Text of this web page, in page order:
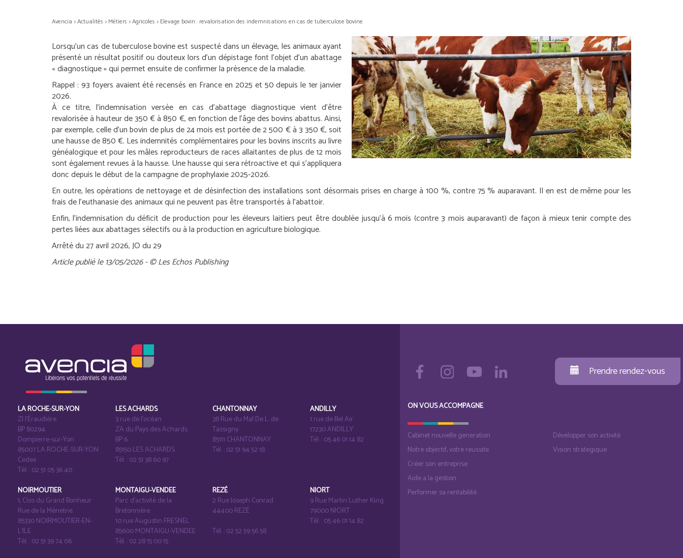
Avencia >Actualités > Métiers >Agricoles > Elevage bovin : revalorisation des indemnisations en cas de tuberculose bovine
Lorsqu’un cas de tuberculose bovine est suspecté dans un élevage, les animaux ayant
présenté un résultat positif ou douteux lors d’un dépistage font l’objet d’un abattage
« diagnostique » qui permet ensuite de confirmer la présence de la maladie.
Rappel : 93 foyers avaient été recensés en France en 2025 et 50 depuis le 1erjanvier
2026.
À ce titre, l’indemnisation versée en cas d’abattage diagnostique vient d’être
revalorisée à hauteur de 350 € à 850 €, en fonction de l’âge des bovins abattus. Ainsi,
par exemple, celle d’un bovin de plus de 24 mois est portée de 2 500 € à 3 350 €, soit
une hausse de 850 €. Les indemnités complémentaires pour les bovins inscrits au livre
généalogique et pour les mâles reproducteurs de races allaitantes de plus de 12 mois
sont également revues à la hausse. Une hausse qui sera rétroactive et qui s’appliquera
donc depuis le début de la campagne de prophylaxie 2025-2026.
En outre, les opérations de nettoyage et de désinfection des installations sont désormais prises en charge à 100 %, contre 75 % auparavant. Il en est de même pour les
frais de l’euthanasie des animaux qui ne peuvent pas être transportés à l’abattoir.
Enfin, l’indemnisation du déficit de production pour les éleveurs laitiers peut être doublée jusqu’à 6 mois (contre 3 mois auparavant) de façon à mieux tenir compte des
pertes liées aux abattages sélectifs ou à la production en agriculture biologique.
Arrêté du 27 avril 2026, JO du 29
Article publié le 13/05/2026 - © Les Echos Publishing
LA ROCHE-SUR-YON
ZI l‘Éraudière
BP 80294
Dompierre-sur-Yon
85007 LA ROCHE-SUR-YON
Cedex
Tél. : 02 51 05 36 40
LES ACHARDS
3 rue de l’océan
ZA du Pays des Achards
BP 6
85150 LES ACHARDS
Tél. : 02 51 38 60 97
CHANTONNAY
38 Rue du Mal De L. de
Tassigny
85111 CHANTONNAY
Tél. : 02 51 94 52 18
ANDILLY
1 rue de Bel Air
17230 ANDILLY
Tél. : 05 46 01 14 82
NOIRMOUTIER
1, Clos du Grand Bonheur
Rue de la Ménetrie
85330 NOIRMOUTIER-EN-
L'ILE
Tél. : 02 51 39 74 06
MONTAIGU-VENDEE
Parc d’activité de la
Bretonnière
10 rue Augustin FRESNEL
85600 MONTAIGU-VENDEE
Tél. : 02 28 15 00 15
REZÉ
2 Rue Joseph Conrad
44400 REZÉ
Tél. : 02 52 59 56 58
NIORT
9 Rue Martin Luther King
79000 NIORT
Tél. : 05 46 01 14 82
Prendre rendez-vous
ON VOUS ACCOMPAGNE
Cabinet nouvelle generation
Notre objectif, votre reussite
Créer son entreprise
Aide a la gestion
Performer sa rentabilité
Développer son activité
Vision strategique